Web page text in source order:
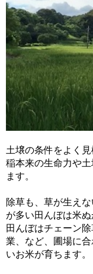
土壌の条件をよく
稲本来の生命力や
ます。
除草も、草が生え
が多い田んぼは米
田んぼはチェーン
業、など、圃場に
いお米が育ちます。